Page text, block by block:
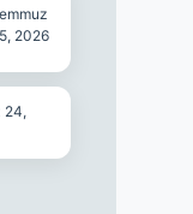
2026
24,